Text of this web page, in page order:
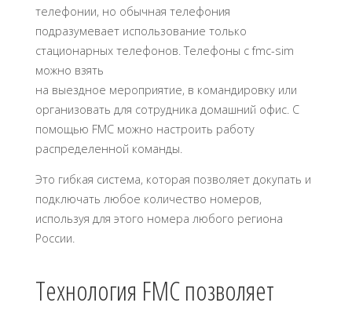
телефонии, но обычная телефония
подразумевает использование только
стационарных телефонов. Телефоны с fmc-sim
можно взять
на выездное мероприятие, в командировку или
организовать для сотрудника домашний офис. С
помощью FMC можно настроить работу
распределенной команды.
Это гибкая система, которая позволяет докупать и
подключать любое количество номеров,
используя для этого номера любого региона
России.
Технология FMC позволяет